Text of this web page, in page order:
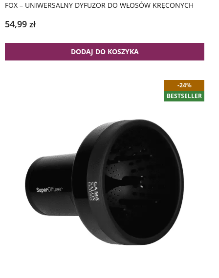
FOX – UNIWERSALNY DYFUZOR DO WŁOSÓW KRĘCONYCH
54,99 zł
DODAJ DO KOSZYKA
-24%
BESTSELLER